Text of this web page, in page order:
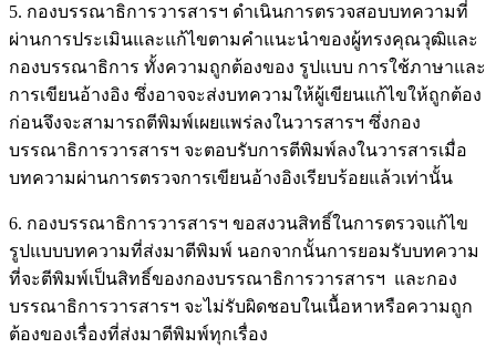
5. กองบรรณาธิการวารสารฯ ดำเนินการตรวจสอบบทความที่
ผ่านการประเมินและแก้ไขตามคำแนะนำของผู้ทรงคุณวุฒิและ
กองบรรณาธิการ ทั้งความถูกต้องของ รูปแบบ การใช้ภาษาและ
การเขียนอ้างอิง ซึ่งอาจจะส่งบทความให้ผู้เขียนแก้ไขให้ถูกต้อง
ก่อนจึงจะสามารถตีพิมพ์เผยแพร่ลงในวารสารฯ ซึ่งกอง
บรรณาธิการวารสารฯ จะตอบรับการตีพิมพ์ลงในวารสารเมื่อ
บทความผ่านการตรวจการเขียนอ้างอิงเรียบร้อยแล้วเท่านั้น
6. กองบรรณาธิการวารสารฯ ขอสงวนสิทธิ์ในการตรวจแก้ไข
รูปแบบบทความที่ส่งมาตีพิมพ์ นอกจากนั้นการยอมรับบทความ
ที่จะตีพิมพ์เป็นสิทธิ์ของกองบรรณาธิการวารสารฯ และกอง
บรรณาธิการวารสารฯ จะไม่รับผิดชอบในเนื้อหาหรือความถูก
ต้องของเรื่องที่ส่งมาตีพิมพ์ทุกเรื่อง